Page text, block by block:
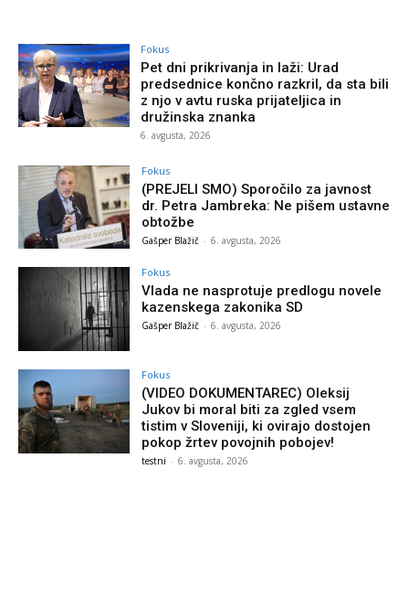
Fokus
Pet dni prikrivanja in laži: Urad
predsednice končno razkril, da sta bili
z njo v avtu ruska prijateljica in
družinska znanka
6. avgusta, 2026
Fokus
(PREJELI SMO) Sporočilo za javnost
dr. Petra Jambreka: Ne pišem ustavne
obtožbe
Gašper Blažič - 6. avgusta, 2026
Fokus
Vlada ne nasprotuje predlogu novele
kazenskega zakonika SD
Gašper Blažič - 6. avgusta, 2026
Fokus
(VIDEO DOKUMENTAREC) Oleksij
Jukov bi moral biti za zgled vsem
tistim v Sloveniji, ki ovirajo dostojen
pokop žrtev povojnih pobojev!
testni - 6. avgusta, 2026